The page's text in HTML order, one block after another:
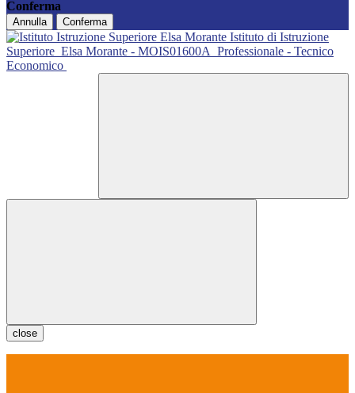
Conferma
Annulla Conferma
Istituto di Istruzione
Superiore Elsa Morante - MOIS01600A Professionale - Tecnico
Economico
close